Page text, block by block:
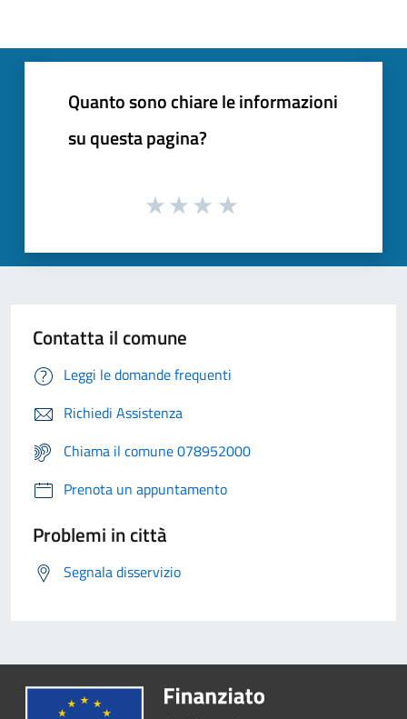
Quanto sono chiare le informazioni
su questa pagina?
Contatta il comune
Leggi le domande frequenti
Richiedi Assistenza
Chiama il comune 078952000
Prenota un appuntamento
Problemi in città
Segnala disservizio